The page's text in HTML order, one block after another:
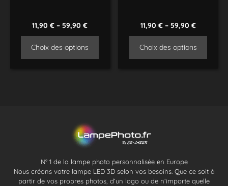
11,90€ –59,90€
Choix des options
11,90 €– 59,90 €
Choix des options
N° 1 de la lampe photo personnalisée en Europe
Nous créons votre lampe LED 3D selon vos besoins. Que ce soit à
partir de vos propres photos, d’un logo ou de n’importe quelle